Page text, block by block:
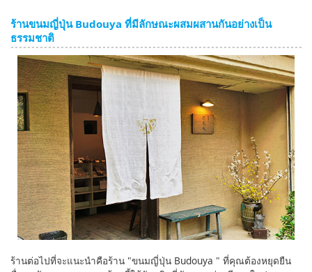
ร้านขนมญี่ปุ่น Budouya ที่มีลักษณะผสมผสานกันอย่างเป็น
ธรรมชาติ
ร้านต่อไปที่จะแนะนำคือร้าน "ขนมญี่ปุ่น Budouya " ที่คุณต้องหยุดยืน